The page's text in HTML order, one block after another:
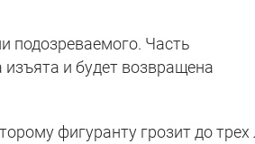
подозреваемого. Часть
и будет возвращена
фигуранту грозит до трех